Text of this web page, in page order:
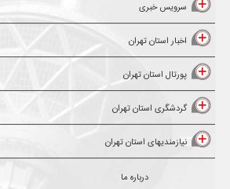
سرویس خبری
اخبار استان تهران
پورتال استان تهران
گردشگری استان تهران
نیازمندیهای استان تهران
درباره ما